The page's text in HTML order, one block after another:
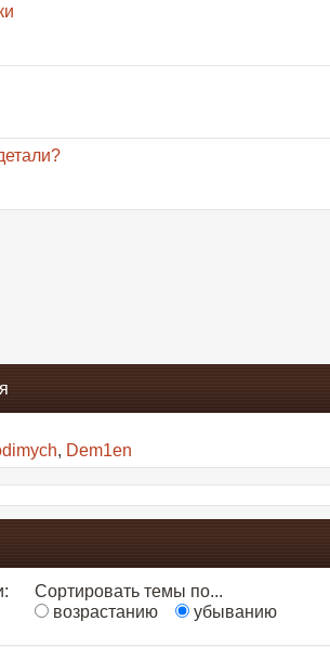
, Dem1en
Сортировать темы по...
возрастанию
убыванию